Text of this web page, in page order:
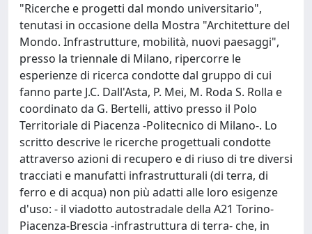
"Ricerche e progetti dal mondo universitario",
tenutasi in occasione della Mostra "Architetture del
Mondo. Infrastrutture, mobilità, nuovi paesaggi",
presso la triennale di Milano, ripercorre le
esperienze di ricerca condotte dal gruppo di cui
fanno parte J.C. Dall'Asta, P. Mei, M. Roda S. Rolla e
coordinato da G. Bertelli, attivo presso il Polo
Territoriale di Piacenza -Politecnico di Milano-. Lo
scritto descrive le ricerche progettuali condotte
attraverso azioni di recupero e di riuso di tre diversi
tracciati e manufatti infrastrutturali (di terra, di
ferro e di acqua) non più adatti alle loro esigenze
d'uso: - il viadotto autostradale della A21 Torino-
Piacenza-Brescia -infrastruttura di terra- che, in